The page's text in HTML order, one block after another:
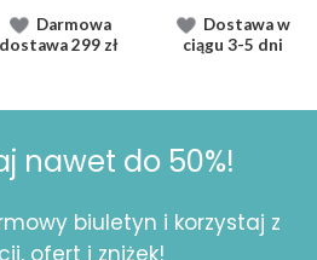
Darmowa
dostawa299 zł
Dostawaw
ciągu 3-5 dni
nawet do 50%!
biuletyn i korzystaj z
ofert i zniżek!